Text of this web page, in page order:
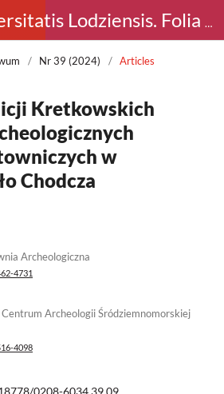
Acta Universitatis Lodziensis. Folia Archaeologica
/ Nr 39 (2024) / Articles
Kretkowskich
w
Chodcza
Archeologiczna
4731
Archeologii Śródziemnomorskiej
4098